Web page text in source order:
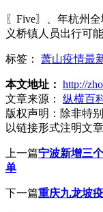
〖Five〗、年杭州
义桥镇人员出行可
标签： 萧山疫情最
本文地址： http://
文章来源：
纵横百
版权声明： 除非特
以链接形式注明文章
上一篇宁波新增三
单
下一篇重庆九龙坡